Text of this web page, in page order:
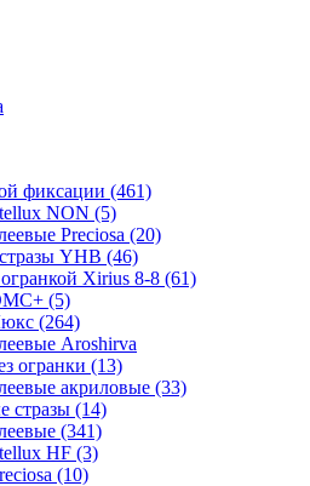
фиксации (461)
NON (5)
Preciosa (20)
YHB (46)
Xirius 8-8 (61)
(5)
(264)
Aroshirva
огранки (13)
акриловые (33)
стразы (14)
(341)
HF (3)
(10)